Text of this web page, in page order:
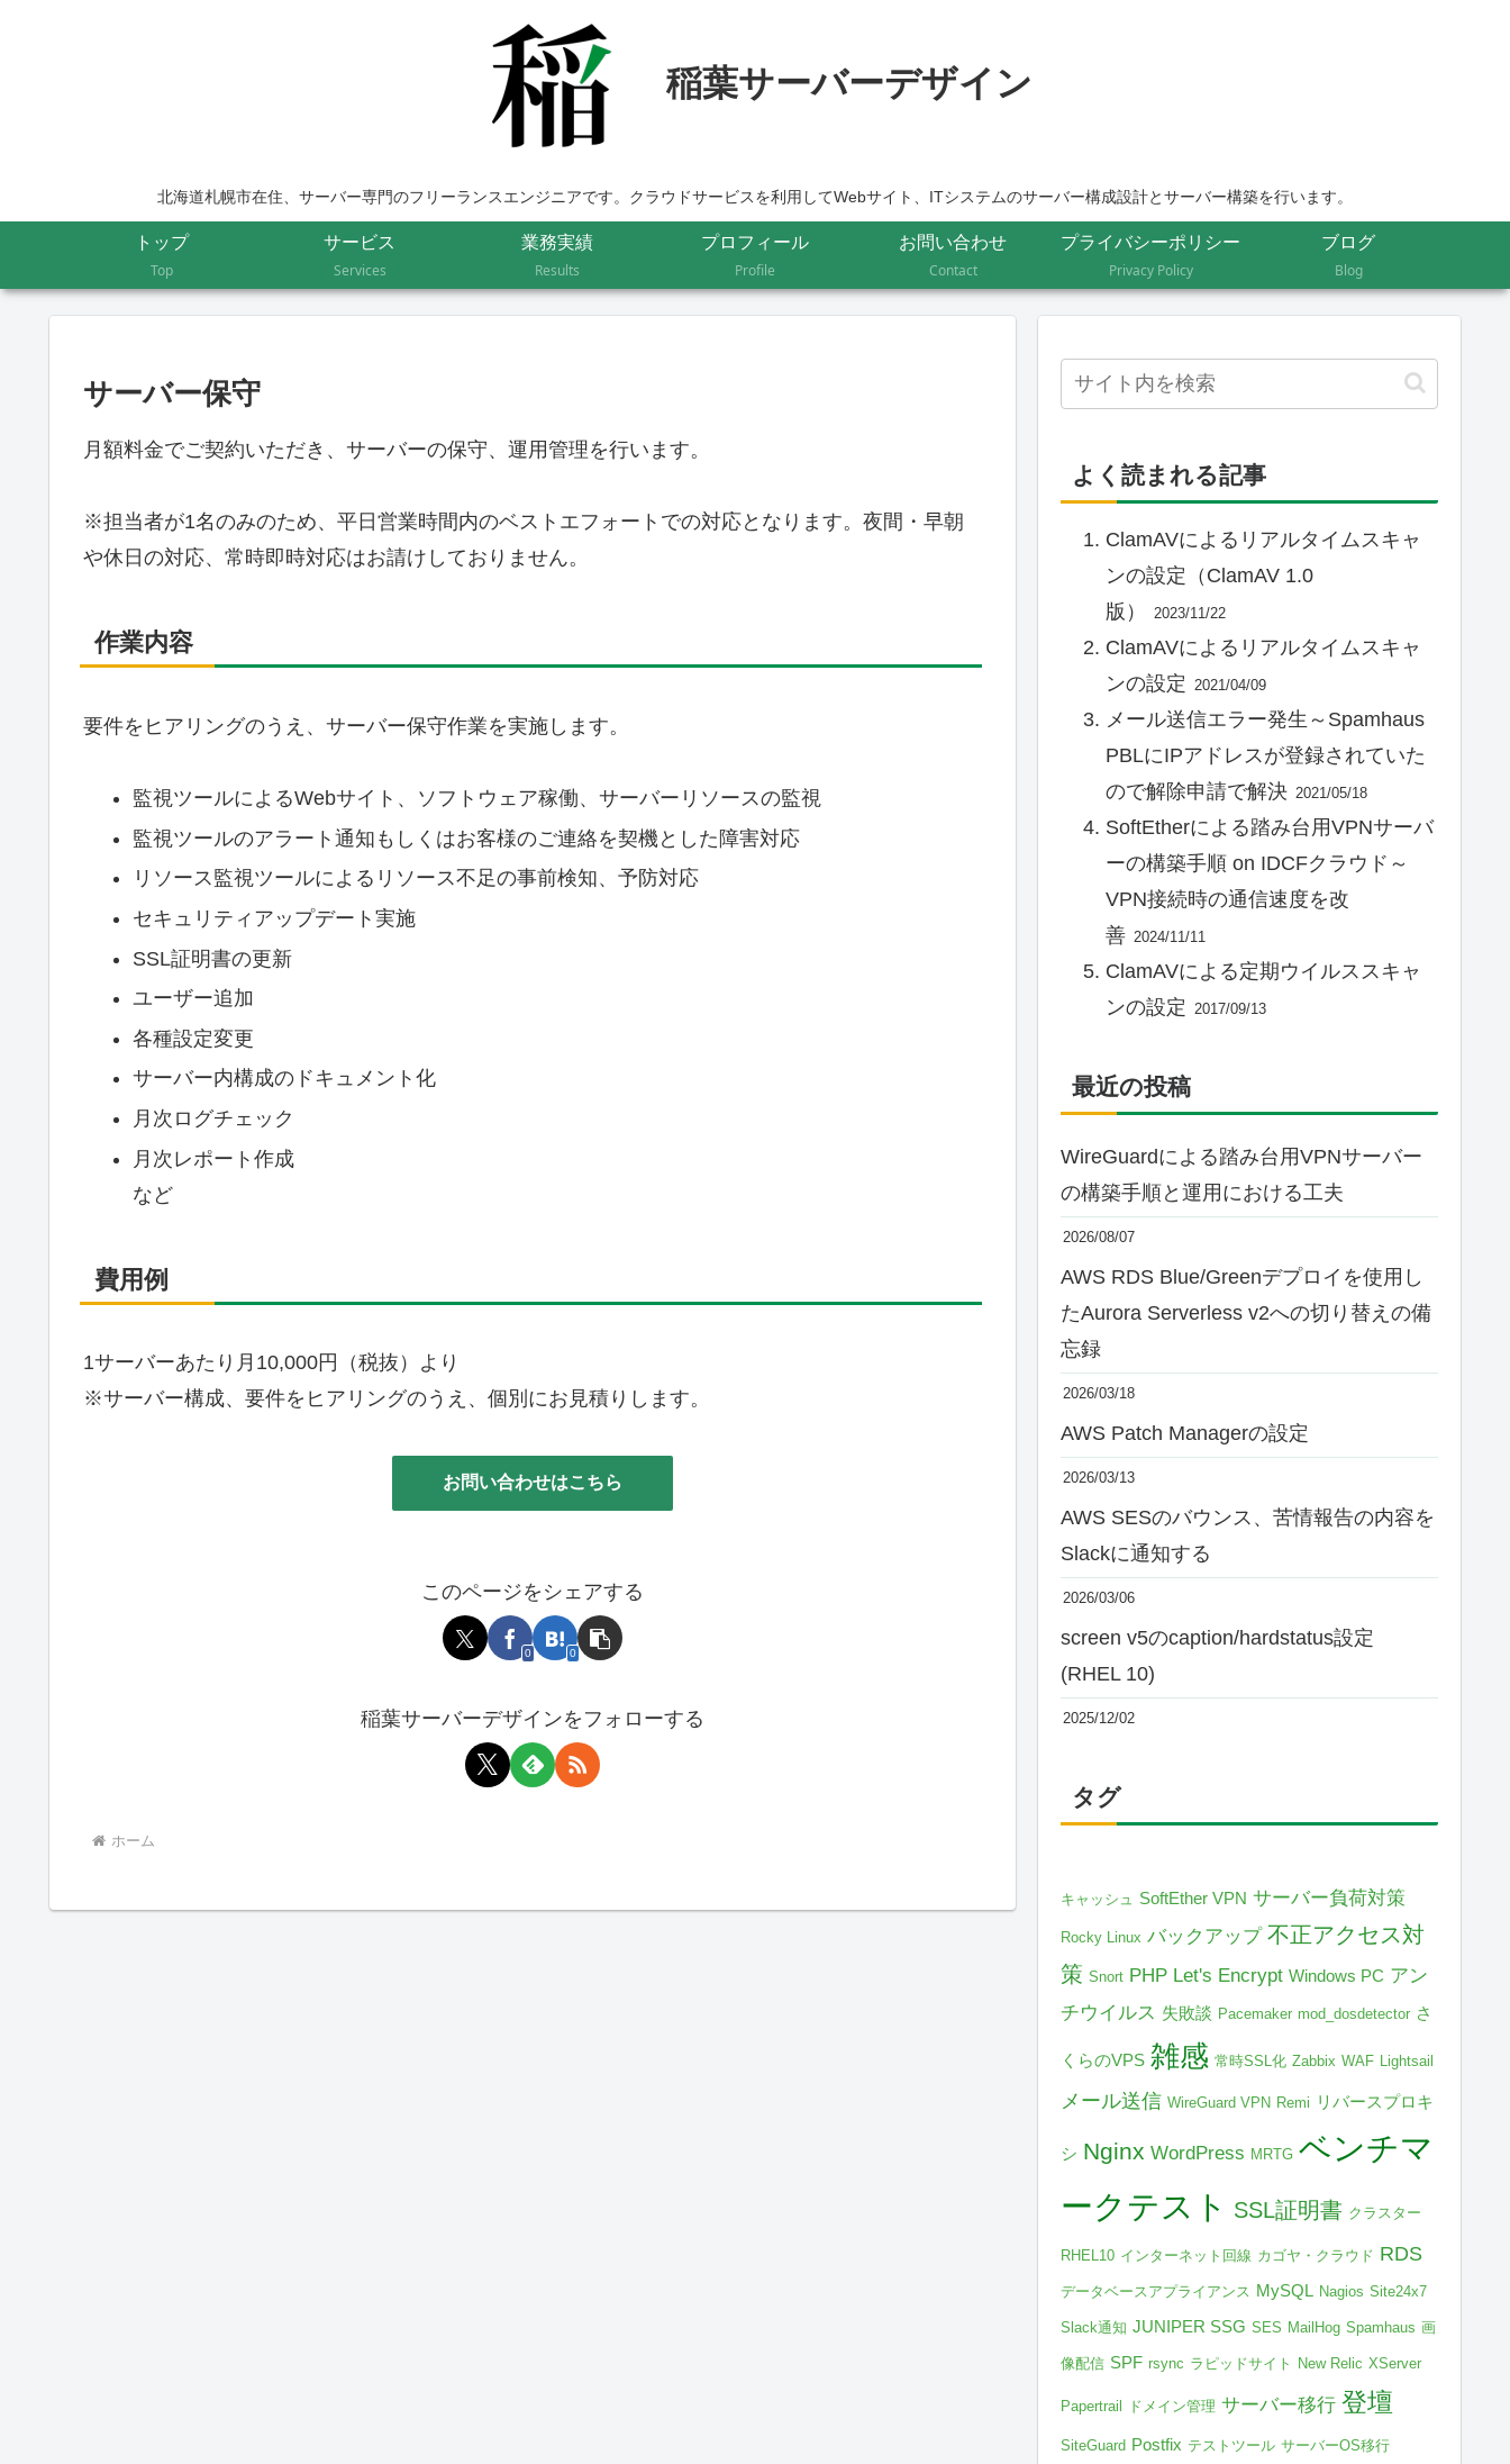
北海道札幌市在住、サーバー専門のフリーランスエンジニアです。クラウドサービスを利用してWebサイト、ITシステムのサーバー構成設計とサーバー構築を行います。
トップ
Top
サービス
Services
業務実績
Results
プロフィール
Profile
お問い合わせ
Contact
プライバシーポリシー
Privacy Policy
ブログ
Blog
サーバー保守
月額料金でご契約いただき、サーバーの保守、運用管理を行います。
※担当者が1名のみのため、平日営業時間内のベストエフォートでの対応となります。夜間・早朝
や休日の対応、常時即時対応はお請けしておりません。
作業内容
要件をヒアリングのうえ、サーバー保守作業を実施します。
監視ツールによるWebサイト、ソフトウェア稼働、サーバーリソースの監視
監視ツールのアラート通知もしくはお客様のご連絡を契機とした障害対応
リソース監視ツールによるリソース不足の事前検知、予防対応
セキュリティアップデート実施
SSL証明書の更新
ユーザー追加
各種設定変更
サーバー内構成のドキュメント化
月次ログチェック
月次レポート作成
など
費用例
1サーバーあたり月10,000円（税抜）より
※サーバー構成、要件をヒアリングのうえ、個別にお見積りします。
お問い合わせはこちら
このページをシェアする
0 0
稲葉サーバーデザインをフォローする
ホーム
よく読まれる記事
ClamAVによるリアルタイムスキャ
ンの設定（ClamAV 1.0
版）
2023/11/22
ClamAVによるリアルタイムスキャ
ンの設定
2021/04/09
メール送信エラー発生～Spamhaus
PBLにIPアドレスが登録されていた
ので解除申請で解決 2021/05/18
SoftEtherによる踏み台用VPNサーバ
ーの構築手順 on IDCFクラウド～
VPN接続時の通信速度を改
善 2024/11/11
ClamAVによる定期ウイルススキャ
ンの設定
2017/09/13
最近の投稿
WireGuardによる踏み台用VPNサーバー
の構築手順と運用における工夫
2026/08/07
AWS RDS Blue/Greenデプロイを使用し
たAurora Serverless v2への切り替えの備
忘録
2026/03/18
AWS Patch Managerの設定
2026/03/13
AWS SESのバウンス、苦情報告の内容を
Slackに通知する
2026/03/06
screen v5のcaption/hardstatus設定
(RHEL 10)
2025/12/02
タグ
キャッシュ SoftEther VPN サーバー負荷対策
Rocky Linux バックアップ 不正アクセス対
策 Snort PHP Let's Encrypt Windows PC アン
チウイルス 失敗談 Pacemaker mod_dosdetector さ
くらのVPS 雑感 常時SSL化 Zabbix WAF Lightsail
メール送信 WireGuard VPN Remi リバースプロキ
シ Nginx WordPress MRTG ベンチマ
ークテスト
SSL証明書 クラスター
RHEL10 インターネット回線 カゴヤ・クラウド RDS
データベースアプライアンス MySQL Nagios Site24x7
Slack通知 JUNIPER SSG SES MailHog Spamhaus 画
像配信 SPF rsync ラピッドサイト New Relic XServer
Papertrail ドメイン管理 サーバー移行 登壇
SiteGuard Postfix テストツール サーバーOS移行